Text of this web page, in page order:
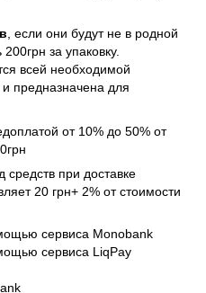
, если они будут не в родной
за упаковку.
всей необходимой
предназначена для
от 10% до 50% от
при доставке
20 грн+ 2% от стоимости
сервиса Monobank
сервиса LiqPay